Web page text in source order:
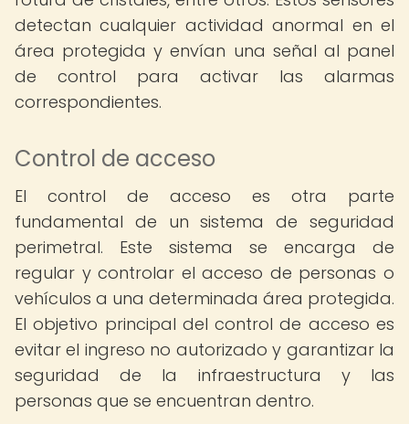
detectan cualquier actividad anormal en el
área protegida y envían una señal al panel
de control para activar las alarmas
correspondientes.
Control de acceso
El control de acceso es otra parte
fundamental de un sistema de seguridad
perimetral. Este sistema se encarga de
regular y controlar el acceso de personas o
vehículos a una determinada área protegida.
El objetivo principal del control de acceso es
evitar el ingreso no autorizado y garantizar la
seguridad de la infraestructura y las
personas que se encuentran dentro.